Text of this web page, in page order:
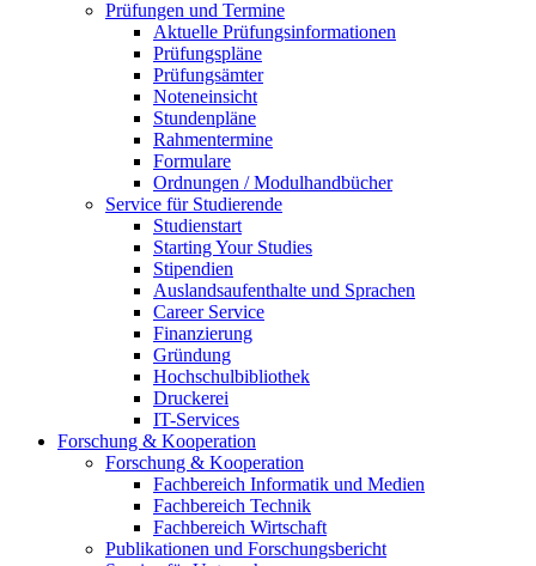
Prüfungen und Termine
Aktuelle Prüfungsinformationen
Prüfungspläne
Prüfungsämter
Noteneinsicht
Stundenpläne
Rahmentermine
Formulare
Ordnungen / Modulhandbücher
Service für Studierende
Studienstart
Starting Your Studies
Stipendien
Auslandsaufenthalte und Sprachen
Career Service
Finanzierung
Gründung
Hochschulbibliothek
Druckerei
IT-Services
Forschung & Kooperation
Forschung & Kooperation
Fachbereich Informatik und Medien
Fachbereich Technik
Fachbereich Wirtschaft
Publikationen und Forschungsbericht